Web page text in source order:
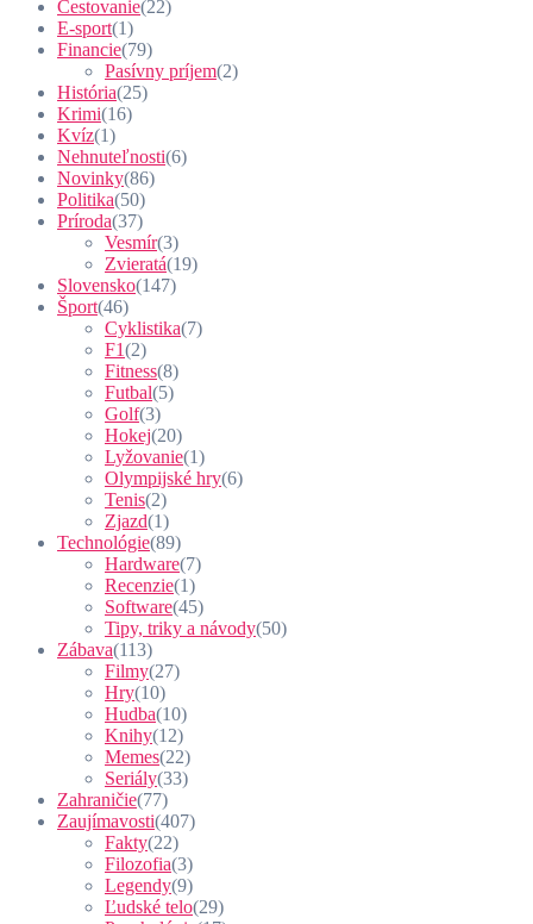
Cestovanie(22)
E-sport(1)
Financie(79)
Pasívny príjem(2)
História(25)
Krimi(16)
Kvíz(1)
Nehnuteľnosti(6)
Novinky(86)
Politika(50)
Príroda(37)
Vesmír(3)
Zvieratá(19)
Slovensko(147)
Šport(46)
Cyklistika(7)
F1(2)
Fitness(8)
Futbal(5)
Golf(3)
Hokej(20)
Lyžovanie(1)
Olympijské hry(6)
Tenis(2)
Zjazd(1)
Technológie(89)
Hardware(7)
Recenzie(1)
Software(45)
Tipy, triky a návody(50)
Zábava(113)
Filmy(27)
Hry(10)
Hudba(10)
Knihy(12)
Memes(22)
Seriály(33)
Zahraničie(77)
Zaujímavosti(407)
Fakty(22)
Filozofia(3)
Legendy(9)
Ľudské telo(29)